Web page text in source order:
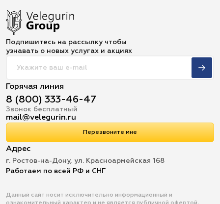
Подпишитесь на рассылку чтобы
узнавать о новых услугах и акциях
Горячая линия
8 (800) 333-46-47
Звонок бесплатный
mail@velegurin.ru
Перезвоните мне
Адрес
г. Ростов-на-Дону, ул. Красноармейская 168
Работаем по всей РФ и СНГ
Данный сайт носит исключительно информационный и